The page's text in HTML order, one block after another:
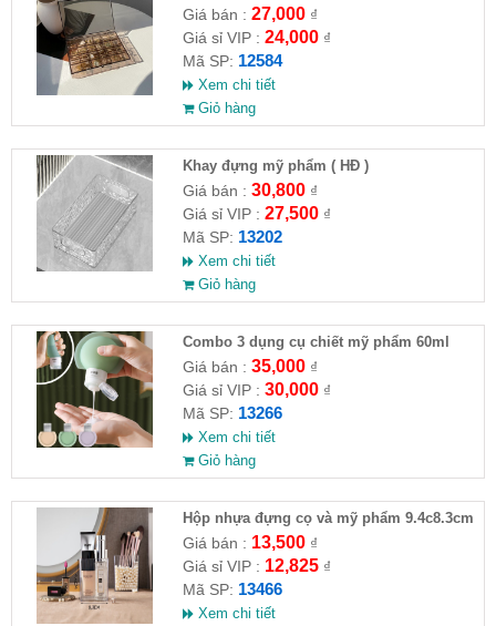
Giá bán : 27,000₫
Giá sỉ VIP : 24,000₫
Mã SP: 12584
Xem chi tiết
Giỏ hàng
Khay đựng mỹ phẩm ( HĐ )
Giá bán : 30,800₫
Giá sỉ VIP : 27,500₫
Mã SP: 13202
Xem chi tiết
Giỏ hàng
Combo 3 dụng cụ chiết mỹ phẩm 60ml
Giá bán : 35,000₫
Giá sỉ VIP : 30,000₫
Mã SP: 13266
Xem chi tiết
Giỏ hàng
Hộp nhựa đựng cọ và mỹ phẩm 9.4c8.3cm
Giá bán : 13,500₫
Giá sỉ VIP : 12,825₫
Mã SP: 13466
Xem chi tiết